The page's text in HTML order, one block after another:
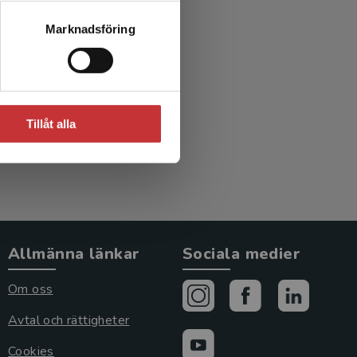
Marknadsföring
Tillåt alla
och
Allmänna länkar
Om oss
Avtal och rättigheter
Cookies
Sociala medier